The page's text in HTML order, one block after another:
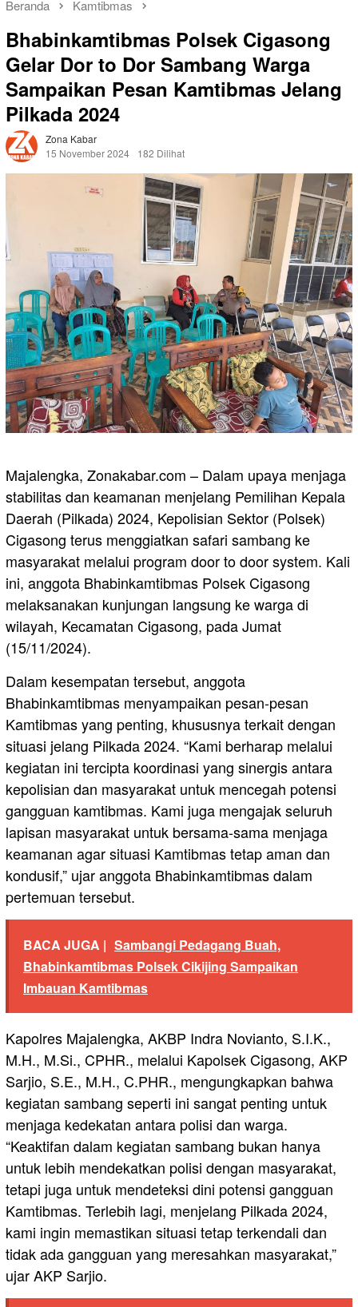
Beranda Kamtibmas
Bhabinkamtibmas Polsek Cigasong
Gelar Dor to Dor Sambang Warga
Sampaikan Pesan Kamtibmas Jelang
Pilkada 2024
Zona Kabar
15 November 2024
182 Dilihat
Majalengka, Zonakabar.com – Dalam upaya menjaga
stabilitas dan keamanan menjelang Pemilihan Kepala
Daerah (Pilkada) 2024, Kepolisian Sektor (Polsek)
Cigasong terus menggiatkan safari sambang ke
masyarakat melalui program door to door system. Kali
ini, anggota Bhabinkamtibmas Polsek Cigasong
melaksanakan kunjungan langsung ke warga di
wilayah, Kecamatan Cigasong, pada Jumat
(15/11/2024).
Dalam kesempatan tersebut, anggota
Bhabinkamtibmas menyampaikan pesan-pesan
Kamtibmas yang penting, khususnya terkait dengan
situasi jelang Pilkada 2024. “Kami berharap melalui
kegiatan ini tercipta koordinasi yang sinergis antara
kepolisian dan masyarakat untuk mencegah potensi
gangguan kamtibmas. Kami juga mengajak seluruh
lapisan masyarakat untuk bersama-sama menjaga
keamanan agar situasi Kamtibmas tetap aman dan
kondusif,” ujar anggota Bhabinkamtibmas dalam
pertemuan tersebut.
BACA JUGA | Sambangi Pedagang Buah,
Bhabinkamtibmas Polsek Cikijing Sampaikan
Imbauan Kamtibmas
Kapolres Majalengka, AKBP Indra Novianto, S.I.K.,
M.H., M.Si., CPHR., melalui Kapolsek Cigasong, AKP
Sarjio, S.E., M.H., C.PHR., mengungkapkan bahwa
kegiatan sambang seperti ini sangat penting untuk
menjaga kedekatan antara polisi dan warga.
“Keaktifan dalam kegiatan sambang bukan hanya
untuk lebih mendekatkan polisi dengan masyarakat,
tetapi juga untuk mendeteksi dini potensi gangguan
Kamtibmas. Terlebih lagi, menjelang Pilkada 2024,
kami ingin memastikan situasi tetap terkendali dan
tidak ada gangguan yang meresahkan masyarakat,”
ujar AKP Sarjio.